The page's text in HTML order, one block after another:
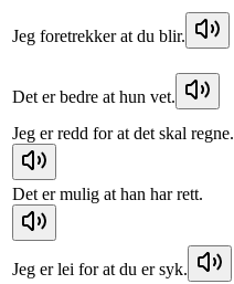
Jeg foretrekker at du blir.
Det er bedre at hun vet.
Jeg er redd for at det skal regne.
Det er mulig at han har rett.
Jeg er lei for at du er syk.